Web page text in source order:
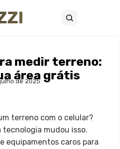
Buscar
medir terreno:
área grátis
de 2025
terreno com o celular?
tecnologia mudou isso.
equipamentos caros para